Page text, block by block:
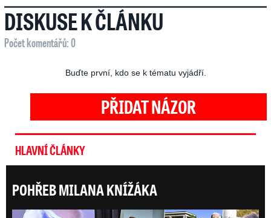
DISKUSE K ČLÁNKU
Počet komentářů: 0
Buďte první, kdo se k tématu vyjádří.
PŘIDAT NÁZOR
HLAVNÍ ČLÁNKY
POHŘEB MILANA KNÍŽÁKA